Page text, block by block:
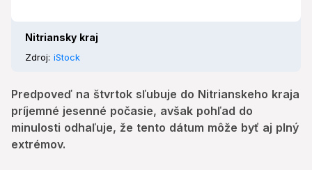
Nitriansky kraj
Zdroj: iStock
Predpoveď na štvrtok sľubuje do Nitrianskeho kraja
príjemné jesenné počasie, avšak pohľad do
minulosti odhaľuje, že tento dátum môže byť aj plný
extrémov.